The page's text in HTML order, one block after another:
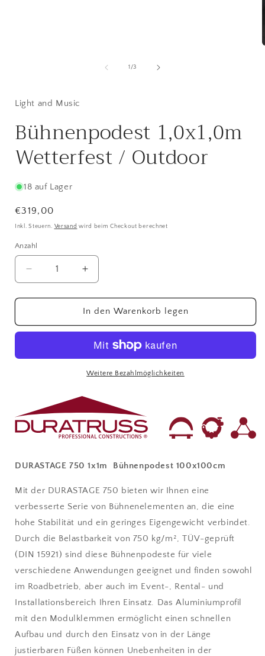
1/von
3
Light and Music
Bühnenpodest 1,0x1,0m
Wetterfest / Outdoor
18 auf Lager
Normaler
Preis
€319,00
Inkl. Steuern. Versand wird beim Checkout berechnet
Anzahl
Anzahl
Verringere
die
Menge
Bühnenpodest
/
Erhöhe
die
Menge
für
Bühnenpodest
Wetterfest
/
Outdoor
In den Warenkorb legen
Weitere Bezahlmöglichkeiten
DURASTAGE 750 1x1m Bühnenpodest 100x100cm
Mit der DURASTAGE 750 bieten wir Ihnen eine
verbesserte Serie von Bühnenelementen an, die eine
hohe Stabilität und ein geringes Eigengewicht verbindet.
Durch die Belastbarkeit von 750 kg/m², TÜV-geprüft
(DIN 15921) sind diese Bühnenpodeste für viele
verschiedene Anwendungen geeignet und finden sowohl
im Roadbetrieb, aber auch im Event-, Rental- und
Installationsbereich Ihren Einsatz. Das Aluminiumprofil
mit den Modulklemmen ermöglicht einen schnellen
Aufbau und durch den Einsatz von in der Länge
justierbaren Füßen können Unebenheiten in der